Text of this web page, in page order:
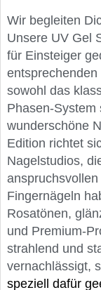
Wir begleiten
Unsere UV Gel
für Einsteiger
sowohl das
Phasen-System
wunderschöne
Edition richtet
Nagelstudios,
Fingernägeln
Rosatönen,
und Premium-
strahlend und
vernachlässigt,
speziell dafür